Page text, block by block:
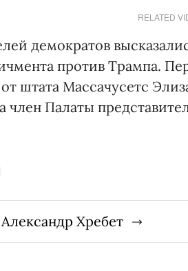
RELATED
демократов
против Трампа.
штата Массачусетс
член Палаты
Хребет